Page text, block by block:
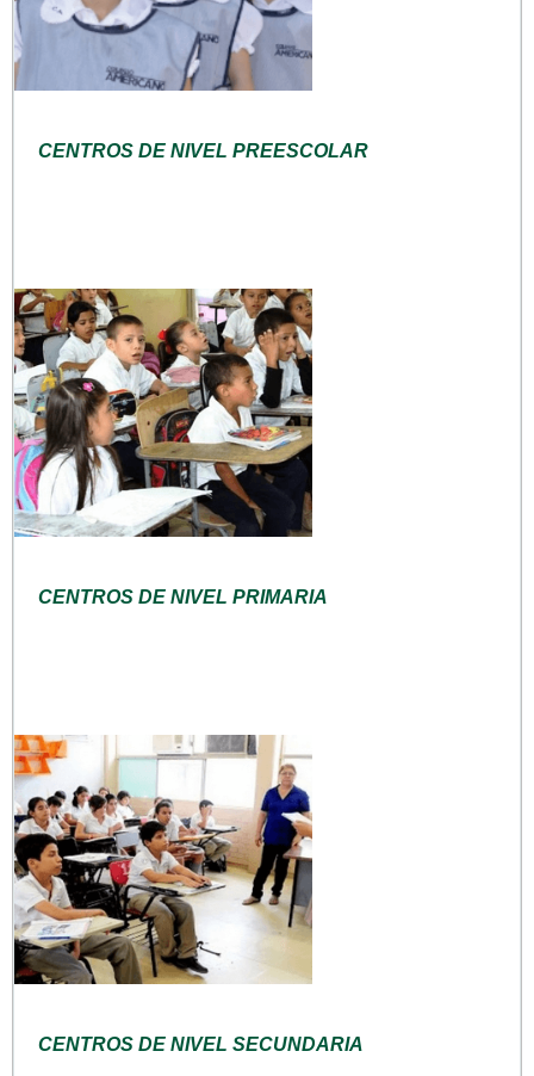
CENTROS DE NIVEL PREESCOLAR
CENTROS DE NIVEL PRIMARIA
CENTROS DE NIVEL SECUNDARIA